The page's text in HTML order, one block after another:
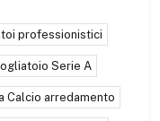
professionistici
Serie A
Calcio arredamento